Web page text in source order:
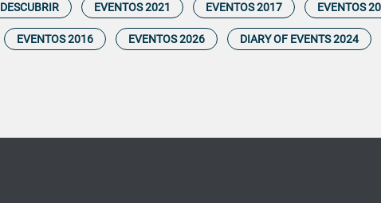
DESCUBRIR EVENTOS 2021 EVENTOS 2017 EVENTOS
EVENTOS 2016 EVENTOS 2026 DIARY OF EVENTS 2024